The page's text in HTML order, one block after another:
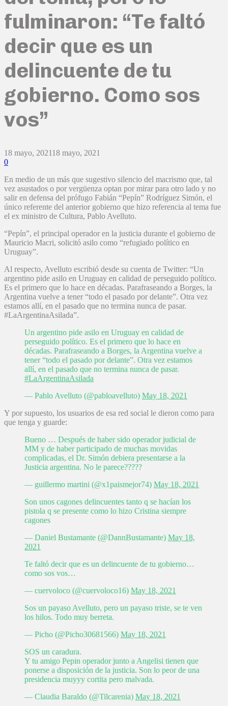
fulminaron: “Te faltó
decir que es un
delincuente de tu
gobierno. Como sos
vos”
18 mayo, 202118 mayo, 2021
0
En medio de un más que sugestivo silencio del macrismo que, tal
vez asustados o por vergüenza optan por mirar para otro lado y no
salir en defensa del prófugo Fabián “Pepín” Rodríguez Simón, el
único referente del anterior gobierno que hizo referencia al tema fue
el ex ministro de Cultura, Pablo Avelluto.
“Pepín”, el principal operador en la justicia durante el gobierno de
Mauricio Macri, solicitó asilo como “refugiado político en
Uruguay”.
Al respecto, Avelluto escribió desde su cuenta de Twitter: “Un
argentino pide asilo en Uruguay en calidad de perseguido político.
Es el primero que lo hace en décadas. Parafraseando a Borges, la
Argentina vuelve a tener “todo el pasado por delante”. Otra vez
estamos allí, en el pasado que no termina nunca de pasar.
#LaArgentinaAsilada”.
Un argentino pide asilo en Uruguay en calidad de
perseguido político. Es el primero que lo hace en
décadas. Parafraseando a Borges, la Argentina vuelve a
tener “todo el pasado por delante”. Otra vez estamos
allí, en el pasado que no termina nunca de pasar.
#LaArgentinaAsilada
— Pablo Avelluto (@pabloavelluto) May 18, 2021
Y por supuesto, los usuarios de esa red social le dieron como para
que tenga y guarde:
Bueno … Después de haber sido operador judicial de
MM y de haber participado de muchas movidas
complicadas, el Dr. Simón debiera presentarse a la
Justicia argentina. No le parece?????
— guillermo martini (@x1paismejor74) May 18, 2021
Son unos cagones delincuentes tanto q se hacían los
pistola q se presente como lo hizo Cristina siempre
cagones
— Daniel Bustamante (@DannBustamante) May 18,
2021
Te faltó decir que es un delincuente de tu gobierno…
como sos vos…
— cuervoloco (@cuervoloco16) May 18, 2021
Sos un payaso Avelluto, pero un payaso triste, se te ven
los hilos. Todo muy berreta.
— Picho (@Picho30681566) May 18, 2021
SOS un caradura.
Y tu amigo Pepin operador junto a Angelisi tienen que
ponerse a disposición de la justicia. Son lo peor de una
presidencia muyyy cortita pero malvada.
— Claudia Baraldo (@Tilcarenia) May 18, 2021